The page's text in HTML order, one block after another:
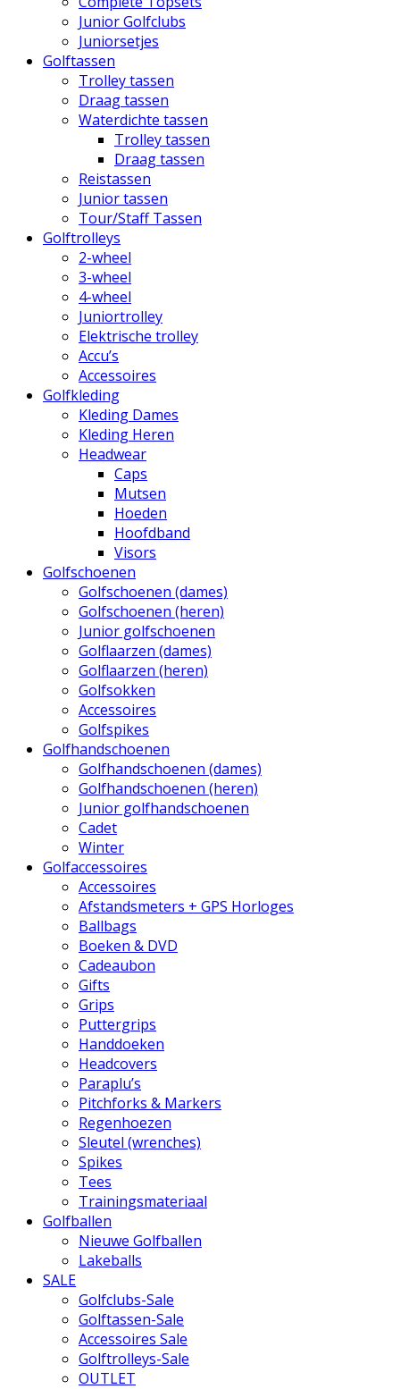
Junior Golfclubs
Juniorsetjes
Golftassen
Trolley tassen
Draag tassen
Waterdichte tassen
Trolley tassen
Draag tassen
Reistassen
Junior tassen
Tour/Staff Tassen
Golftrolleys
2-wheel
3-wheel
4-wheel
Juniortrolley
Elektrische trolley
Accu’s
Accessoires
Golfkleding
Kleding Dames
Kleding Heren
Headwear
Caps
Mutsen
Hoeden
Hoofdband
Visors
Golfschoenen
Golfschoenen (dames)
Golfschoenen (heren)
Junior golfschoenen
Golflaarzen (dames)
Golflaarzen (heren)
Golfsokken
Accessoires
Golfspikes
Golfhandschoenen
Golfhandschoenen (dames)
Golfhandschoenen (heren)
Junior golfhandschoenen
Cadet
Winter
Golfaccessoires
Accessoires
Afstandsmeters + GPS Horloges
Ballbags
Boeken & DVD
Cadeaubon
Gifts
Grips
Puttergrips
Handdoeken
Headcovers
Paraplu’s
Pitchforks & Markers
Regenhoezen
Sleutel (wrenches)
Spikes
Tees
Trainingsmateriaal
Golfballen
Nieuwe Golfballen
Lakeballs
SALE
Golfclubs-Sale
Golftassen-Sale
Accessoires Sale
Golftrolleys-Sale
OUTLET